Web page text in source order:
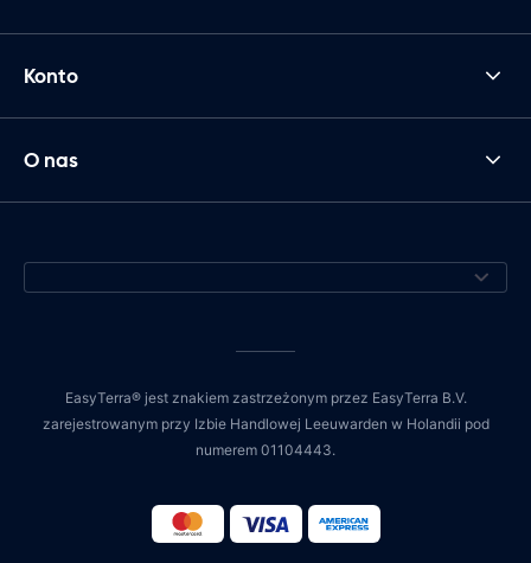
Konto
O nas
EasyTerra® jest znakiem zastrzeżonym przez EasyTerra B.V.
zarejestrowanym przy Izbie Handlowej Leeuwarden w Holandii pod
numerem 01104443.